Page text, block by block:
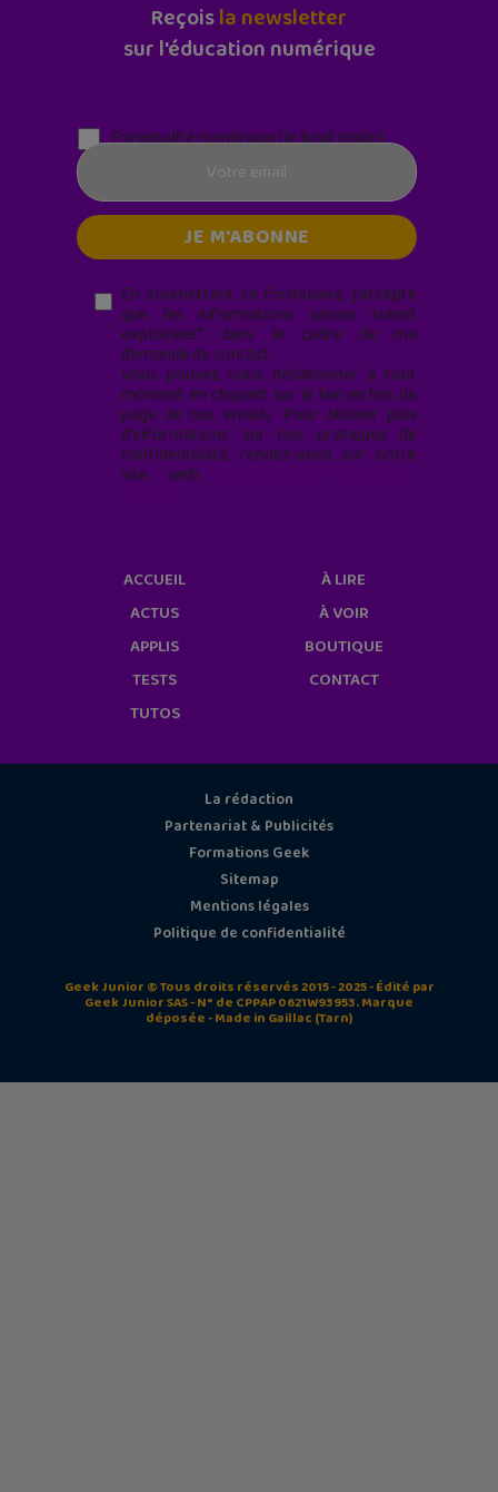
Reçoisla newsletter
sur l'éducation numérique
Parentalité numérique (le lundi matin)
En soumettant ce formulaire, j’accepte
que les informations saisies soient
exploitées* dans le cadre de ma
demande de contact.
Vous pouvez vous désabonner à tout
moment en cliquant sur le lien en bas de
page de nos emails. Pour obtenir plus
d'informations sur nos pratiques de
confidentialité, rendez-vous sur notre
site web
ACCUEIL
ACTUS
APPLIS
TESTS
TUTOS
À LIRE
À VOIR
BOUTIQUE
CONTACT
La rédaction
Partenariat & Publicités
Formations Geek
Sitemap
Mentions légales
Politique de confidentialité
Geek Junior © Tous droits réservés 2015 - 2025 - Édité par
Geek Junior SAS - N° de CPPAP 0621W93953. Marque
déposée - Made in Gaillac (Tarn)